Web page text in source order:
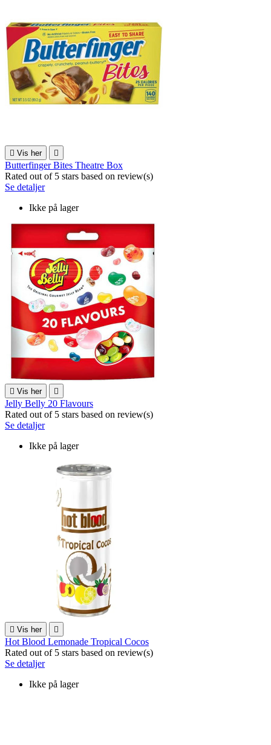
 Vis her 
Butterfinger Bites Theatre Box
Rated out of 5 stars based on review(s)
Se detaljer
Ikke på lager
 Vis her 
Jelly Belly 20 Flavours
Rated out of 5 stars based on review(s)
Se detaljer
Ikke på lager
 Vis her 
Hot Blood Lemonade Tropical Cocos
Rated out of 5 stars based on review(s)
Se detaljer
Ikke på lager